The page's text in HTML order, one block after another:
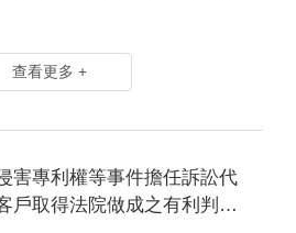
開傳輸且移除侵權之著作，
查看更多 +
害專利權等事件擔任訴訟代
戶取得法院做成之有利判決